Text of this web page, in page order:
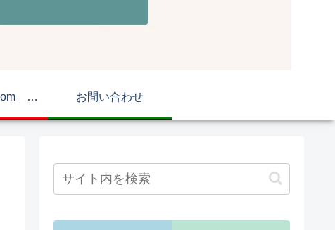
おやじの食事.com マップ お問い合わせ